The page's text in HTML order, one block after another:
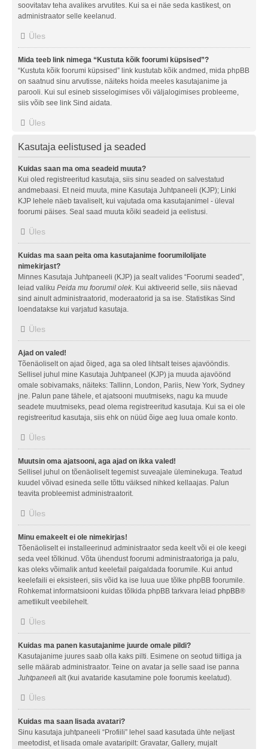
soovitatav teha avalikes arvutites. Kui sa ei näe seda kastikest, on
administraator selle keelanud.
Üles
Mida teeb link nimega “Kustuta kõik foorumi küpsised”?
“Kustuta kõik foorumi küpsised” link kustutab kõik andmed, mida phpBB
on saatnud sinu arvutisse, näiteks hoida meeles kasutajanime ja
parooli. Kui sul esineb sisselogimises või väljalogimises probleeme,
siis võib see link Sind aidata.
Üles
Kasutaja eelistused ja seaded
Kuidas saan ma oma seadeid muuta?
Kui oled registreeritud kasutaja, siis sinu seaded on salvestatud
andmebaasi. Et neid muuta, mine Kasutaja Juhtpaneeli (KJP); Linki
KJP lehele näeb tavaliselt, kui vajutada oma kasutajanimel - üleval
foorumi päises. Seal saad muuta kõiki seadeid ja eelistusi.
Üles
Kuidas ma saan peita oma kasutajanime foorumilolijate
nimekirjast?
Minnes Kasutaja Juhtpaneeli (KJP) ja sealt valides “Foorumi seaded”,
leiad valiku Peida mu foorumil olek. Kui aktiveerid selle, siis näevad
sind ainult administraatorid, moderaatorid ja sa ise. Statistikas Sind
loendatakse kui varjatud kasutaja.
Üles
Ajad on valed!
Tõenäoliselt on ajad õiged, aga sa oled lihtsalt teises ajavööndis.
Sellisel juhul mine Kasutaja Juhtpaneel (KJP) ja muuda ajavöönd
omale sobivamaks, näiteks: Tallinn, London, Pariis, New York, Sydney
jne. Palun pane tähele, et ajatsooni muutmiseks, nagu ka muude
seadete muutmiseks, pead olema registreeritud kasutaja. Kui sa ei ole
registreeritud kasutaja, siis ehk on nüüd õige aeg luua omale konto.
Üles
Muutsin oma ajatsooni, aga ajad on ikka valed!
Sellisel juhul on tõenäoliselt tegemist suveajale üleminekuga. Teatud
kuudel võivad esineda selle tõttu väiksed nihked kellaajas. Palun
teavita probleemist administraatorit.
Üles
Minu emakeelt ei ole nimekirjas!
Tõenäoliselt ei installeerinud administraator seda keelt või ei ole keegi
seda veel tõlkinud. Võta ühendust foorumi administraatoriga ja palu,
kas oleks võimalik antud keelefail paigaldada foorumile. Kui antud
keelefaili ei eksisteeri, siis võid ka ise luua uue tõlke phpBB foorumile.
Rohkemat informatsiooni kuidas tõlkida phpBB tarkvara leiad phpBB®
ametlikult veebilehelt.
Üles
Kuidas ma panen kasutajanime juurde omale pildi?
Kasutajanime juures saab olla kaks pilti. Esimene on seotud tiitliga ja
selle määrab administraator. Teine on avatar ja selle saad ise panna
Juhtpaneeli alt (kui avataride kasutamine pole foorumis keelatud).
Üles
Kuidas ma saan lisada avatari?
Sinu kasutaja juhtpaneeli “Profiili” lehel saad kasutada ühte neljast
meetodist, et lisada omale avataripilt: Gravatar, Gallery, mujalt